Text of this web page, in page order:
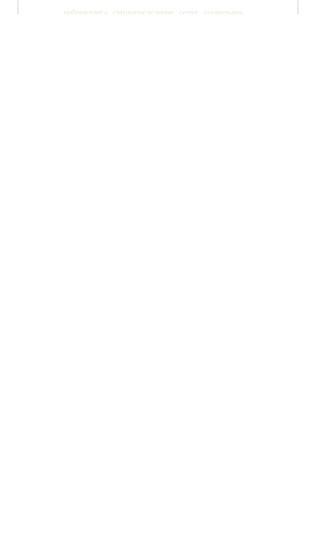
ребрендинга
самоопределение сетях
социальная